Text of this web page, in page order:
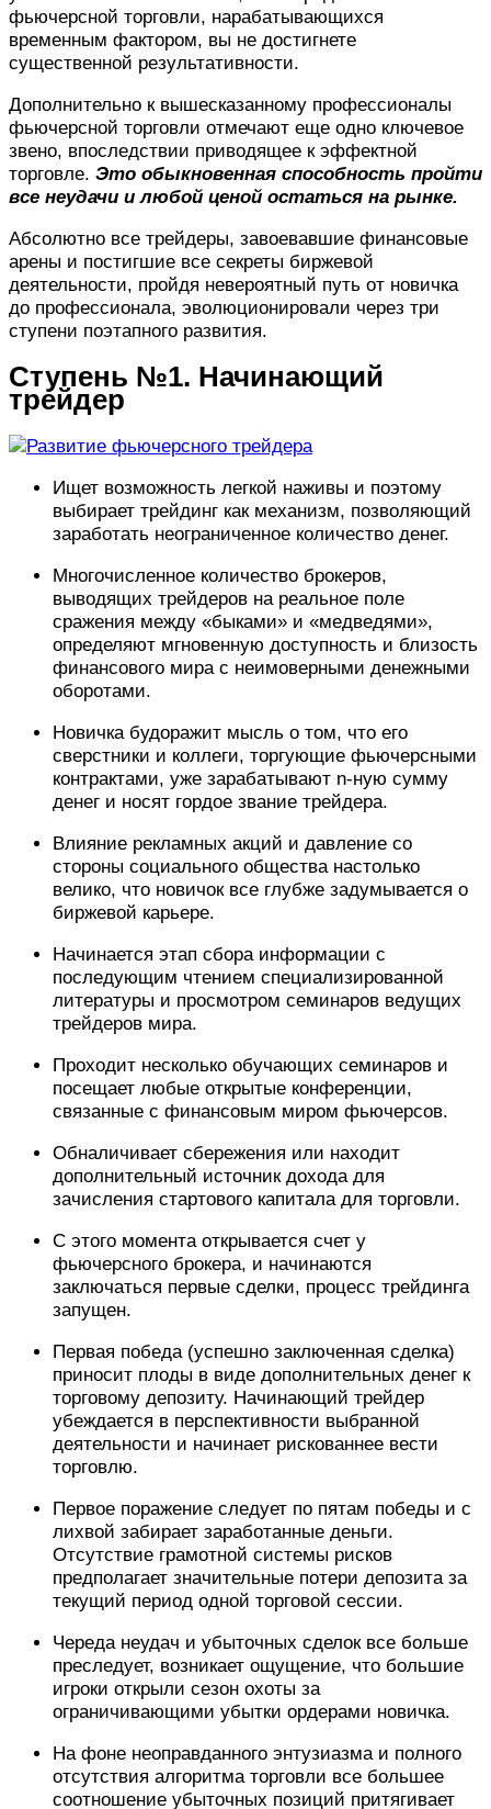
фьючерсной торговли, нарабатывающихся
временным фактором, вы не достигнете
существенной результативности.
Дополнительно к вышесказанному профессионалы
фьючерсной торговли отмечают еще одно ключевое
звено, впоследствии приводящее к эффектной
торговле. Это обыкновенная способность пройти
все неудачи и любой ценой остаться на рынке.
Абсолютно все трейдеры, завоевавшие финансовые
арены и постигшие все секреты биржевой
деятельности, пройдя невероятный путь от новичка
до профессионала, эволюционировали через три
ступени поэтапного развития.
Ступень №1. Начинающий
трейдер
Ищет возможность легкой наживы и поэтому
выбирает трейдинг как механизм, позволяющий
заработать неограниченное количество денег.
Многочисленное количество брокеров,
выводящих трейдеров на реальное поле
сражения между «быками» и «медведями»,
определяют мгновенную доступность и близость
финансового мира с неимоверными денежными
оборотами.
Новичка будоражит мысль о том, что его
сверстники и коллеги, торгующие фьючерсными
контрактами, уже зарабатывают n-ную сумму
денег и носят гордое звание трейдера.
Влияние рекламных акций и давление со
стороны социального общества настолько
велико, что новичок все глубже задумывается о
биржевой карьере.
Начинается этап сбора информации с
последующим чтением специализированной
литературы и просмотром семинаров ведущих
трейдеров мира.
Проходит несколько обучающих семинаров и
посещает любые открытые конференции,
связанные с финансовым миром фьючерсов.
Обналичивает сбережения или находит
дополнительный источник дохода для
зачисления стартового капитала для торговли.
С этого момента открывается счет у
фьючерсного брокера, и начинаются
заключаться первые сделки, процесс трейдинга
запущен.
Первая победа (успешно заключенная сделка)
приносит плоды в виде дополнительных денег к
торговому депозиту. Начинающий трейдер
убеждается в перспективности выбранной
деятельности и начинает рискованнее вести
торговлю.
Первое поражение следует по пятам победы и с
лихвой забирает заработанные деньги.
Отсутствие грамотной системы рисков
предполагает значительные потери депозита за
текущий период одной торговой сессии.
Череда неудач и убыточных сделок все больше
преследует, возникает ощущение, что большие
игроки открыли сезон охоты за
ограничивающими убытки ордерами новичка.
На фоне неоправданного энтузиазма и полного
отсутствия алгоритма торговли все большее
соотношение убыточных позиций притягивает